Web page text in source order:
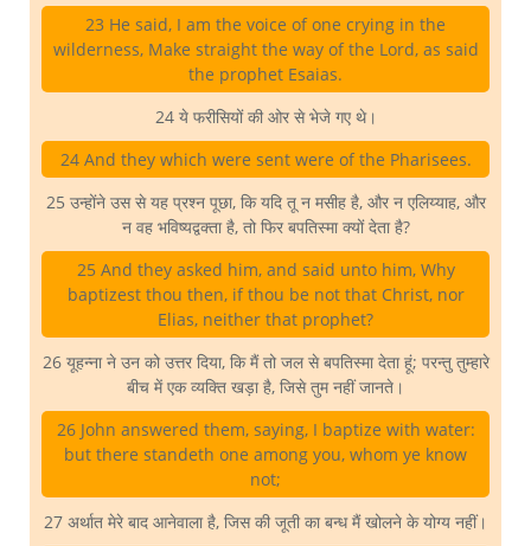
23 He said, I am the voice of one crying in the
wilderness, Make straight the way of the Lord, as said
the prophet Esaias.
24 ये फरीसियों की ओर से भेजे गए थे।
24 And they which were sent were of the Pharisees.
25 उन्होंने उस से यह प्रश्न पूछा, कि यदि तू न मसीह है, और न एलिय्याह, और
न वह भविष्यद्वक्ता है, तो फिर बपतिस्मा क्यों देता है?
25 And they asked him, and said unto him, Why
baptizest thou then, if thou be not that Christ, nor
Elias, neither that prophet?
26 यूहन्ना ने उन को उत्तर दिया, कि मैं तो जल से बपतिस्मा देता हूं; परन्तु तुम्हारे
बीच में एक व्यक्ति खड़ा है, जिसे तुम नहीं जानते।
26 John answered them, saying, I baptize with water:
but there standeth one among you, whom ye know
not;
27 अर्थात मेरे बाद आनेवाला है, जिस की जूती का बन्ध मैं खोलने के योग्य नहीं।